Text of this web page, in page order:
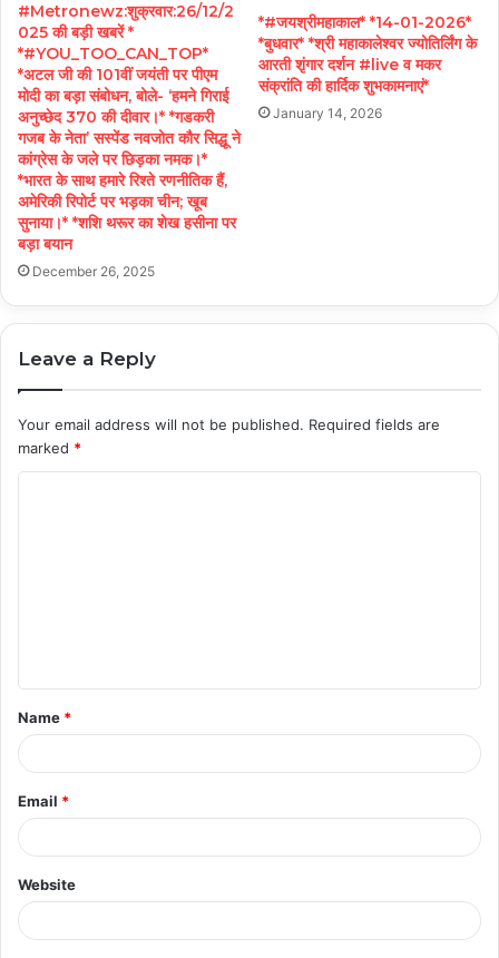
#Metronewz:शुक्रवार:26/12/2
025 की बड़ी खबरें *
*#YOU_TOO_CAN_TOP*
*अटल जी की 101वीं जयंती पर पीएम
मोदी का बड़ा संबोधन, बोले- ‘हमने गिराई
अनुच्छेद 370 की दीवार।* *गडकरी
गजब के नेता’ सस्पेंड नवजोत कौर सिद्धू ने
कांग्रेस के जले पर छिड़का नमक।*
*भारत के साथ हमारे रिश्ते रणनीतिक हैं,
अमेरिकी रिपोर्ट पर भड़का चीन; खूब
सुनाया।* *शशि थरूर का शेख हसीना पर
बड़ा बयान
December 26, 2025
*#जयश्रीमहाकाल* *14-01-2026*
*बुधवार* *श्री महाकालेश्वर ज्योतिर्लिंग के
आरती शृंगार दर्शन #live व मकर
संक्रांति की हार्दिक शुभकामनाएं*
January 14, 2026
Leave a Reply
Your email address will not be published. Required fields are
marked *
t
*
Name *
Email *
Website